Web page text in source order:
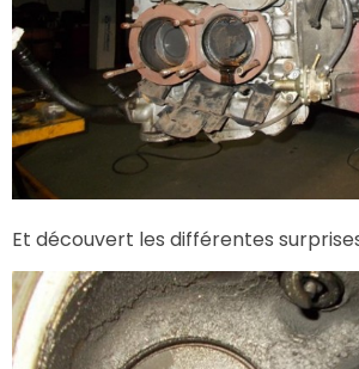
Et découvert les différentes